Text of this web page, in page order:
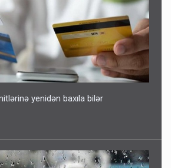
yenidən baxıla bilər